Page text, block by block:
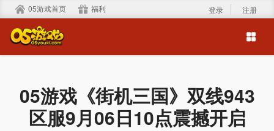
05游戏首页 福利 登录 注册
05游戏《街机三国》双线943
区服9月06日10点震撼开启